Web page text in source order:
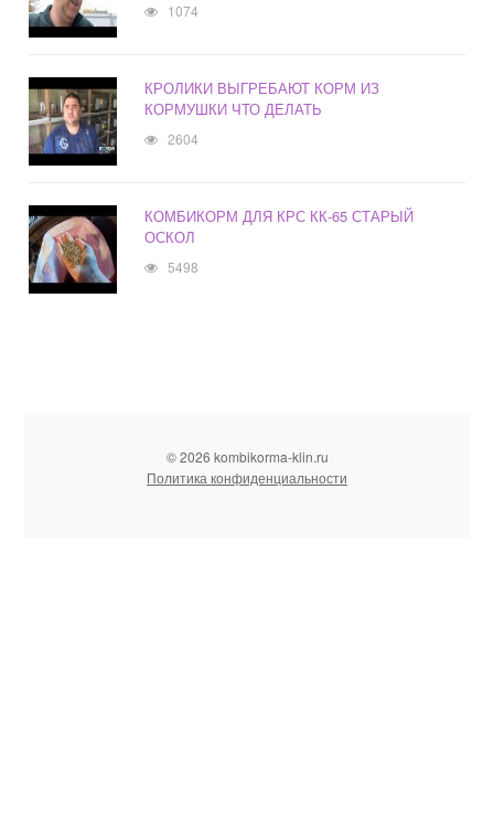
1074
КРОЛИКИ ВЫГРЕБАЮТ КОРМ ИЗ
КОРМУШКИ ЧТО ДЕЛАТЬ
2604
КОМБИКОРМ ДЛЯ КРС КК-65 СТАРЫЙ
ОСКОЛ
5498
© 2026 kombikorma-klin.ru
Политика конфиденциальности